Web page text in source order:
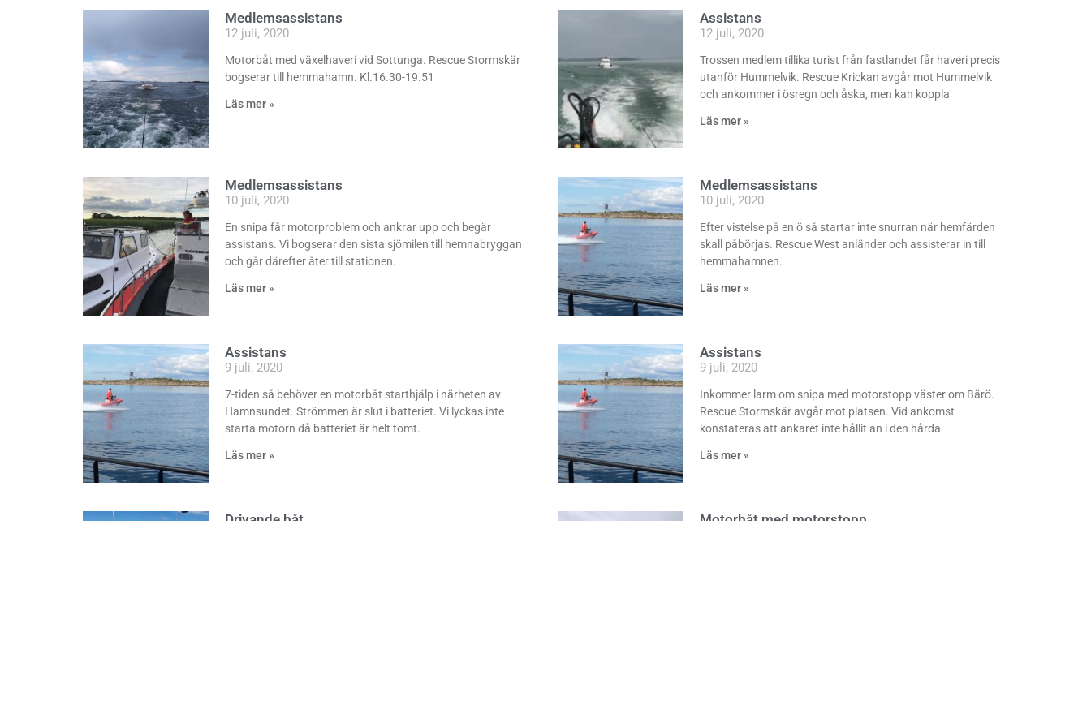
Medlemsassistans
12 juli, 2020
Motorbåt med växelhaveri vid Sottunga. Rescue Stormskär
bogserar till hemmahamn. Kl.16.30-19.51
Läs mer »
Assistans
12 juli, 2020
Trossen medlem tillika turist från fastlandet får haveri precis
utanför Hummelvik. Rescue Krickan avgår mot Hummelvik
och ankommer i ösregn och åska, men kan koppla
Läs mer »
Medlemsassistans
10 juli, 2020
En snipa får motorproblem och ankrar upp och begär
assistans. Vi bogserar den sista sjömilen till hemnabryggan
och går därefter åter till stationen.
Läs mer »
Medlemsassistans
10 juli, 2020
Efter vistelse på en ö så startar inte snurran när hemfärden
skall påbörjas. Rescue West anländer och assisterar in till
hemmahamnen.
Läs mer »
Assistans
9 juli, 2020
7-tiden så behöver en motorbåt starthjälp i närheten av
Hamnsundet. Strömmen är slut i batteriet. Vi lyckas inte
starta motorn då batteriet är helt tomt.
Läs mer »
Assistans
9 juli, 2020
Inkommer larm om snipa med motorstopp väster om Bärö.
Rescue Stormskär avgår mot platsen. Vid ankomst
konstateras att ankaret inte hållit an i den hårda
Läs mer »
Drivande båt Motorbåt med motorstopp